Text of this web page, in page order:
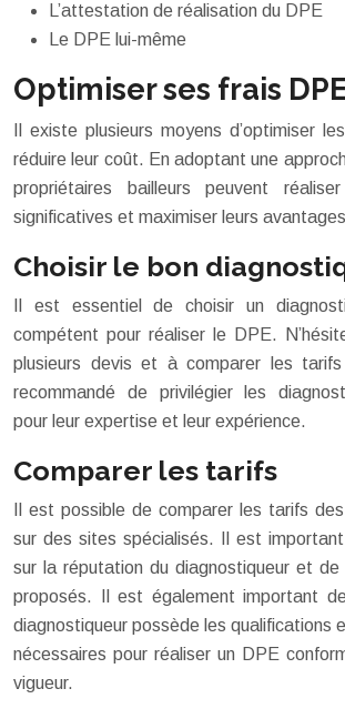
L’attestation de réalisation du DPE
Le DPE lui-même
Optimiser ses frais
Il existe plusieurs moyens d’optimiser
réduire leur coût. En adoptant une
propriétaires bailleurs peuvent
significatives et maximiser leurs
Choisir le bon
Il est essentiel de choisir un
compétent pour réaliser le DPE.
plusieurs devis et à comparer les
recommandé de privilégier les
pour leur expertise et leur expérience.
Comparer les tarifs
Il est possible de comparer les tarifs
sur des sites spécialisés. Il est
sur la réputation du diagnostiqueur et
proposés. Il est également important
diagnostiqueur possède les qualifications
nécessaires pour réaliser un DPE
vigueur.